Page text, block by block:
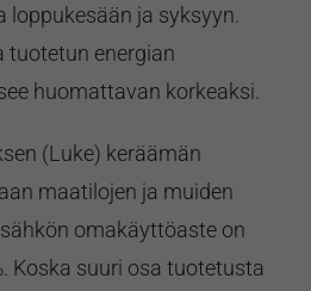
ja syksyyn.
tuotetun energian
huomattavan korkeaksi.
(Luke) keräämän
maatilojen ja muiden
omakäyttöaste on
Koska suuri osa tuotetusta